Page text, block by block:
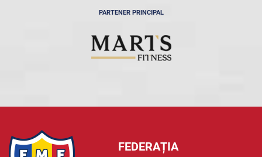
PARTENER PRINCIPAL
FEDERAȚIA